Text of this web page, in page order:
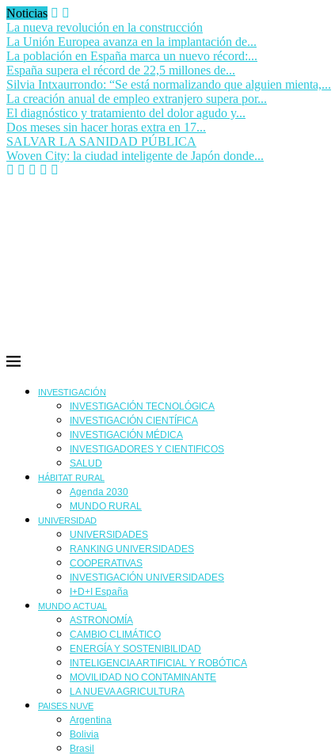
Noticias
La nueva revolución en la construcción
La Unión Europea avanza en la implantación de...
La población en España marca un nuevo récord:...
España supera el récord de 22,5 millones de...
Silvia Intxaurrondo: “Se está normalizando que alguien mienta,...
La creación anual de empleo extranjero supera por...
El diagnóstico y tratamiento del dolor agudo y...
Dos meses sin hacer horas extra en 17...
SALVAR LA SANIDAD PÚBLICA
Woven City: la ciudad inteligente de Japón donde...
INVESTIGACIÓN
INVESTIGACIÓN TECNOLÓGICA
INVESTIGACIÓN CIENTÍFICA
INVESTIGACIÓN MÉDICA
INVESTIGADORES Y CIENTIFICOS
SALUD
HÁBITAT RURAL
Agenda 2030
MUNDO RURAL
UNIVERSIDAD
UNIVERSIDADES
RANKING UNIVERSIDADES
COOPERATIVAS
INVESTIGACIÓN UNIVERSIDADES
I+D+I España
MUNDO ACTUAL
ASTRONOMÍA
CAMBIO CLIMÁTICO
ENERGÍA Y SOSTENIBILIDAD
INTELIGENCIA ARTIFICIAL Y ROBÓTICA
MOVILIDAD NO CONTAMINANTE
LA NUEVA AGRICULTURA
PAISES NUVE
Argentina
Bolivia
Brasil